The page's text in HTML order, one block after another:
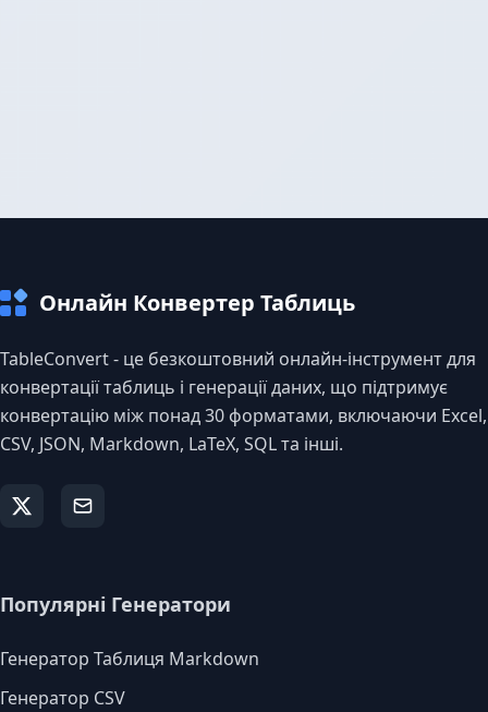
Онлайн Конвертер Таблиць
TableConvert - це безкоштовний онлайн-інструмент для
конвертації таблиць і генерації даних, що підтримує
конвертацію між понад 30 форматами, включаючи Excel,
CSV, JSON, Markdown, LaTeX, SQL та інші.
Популярні Генератори
Генератор Таблиця Markdown
Генератор CSV